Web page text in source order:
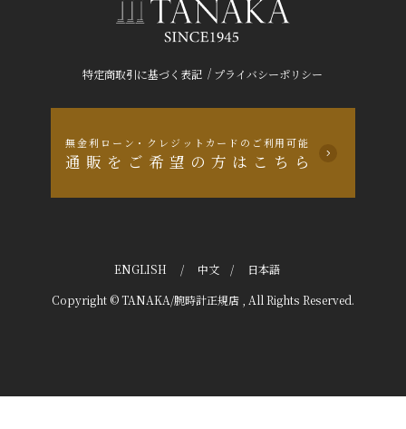
特定商取引に基づく表記 / プライバシーポリシー
無金利ローン・クレジットカードのご利用可能
通販をご希望の方はこちら
ENGLISH / 中文 / 日本語
Copyright © TANAKA/腕時計正規店 , All Rights Reserved.